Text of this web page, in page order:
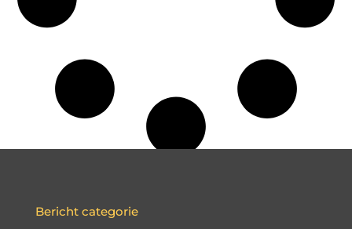
Bericht categorie